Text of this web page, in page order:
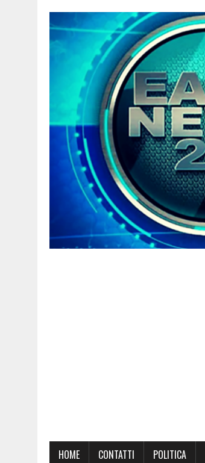
HOME CONTATTI POLITICA